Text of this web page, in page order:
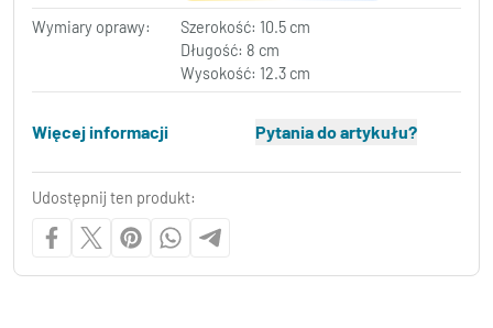
Wymiary oprawy:
Szerokość: 10.5 cm
Długość: 8 cm
Wysokość: 12.3 cm
Więcej informacji Pytania do artykułu?
Udostępnij ten produkt: